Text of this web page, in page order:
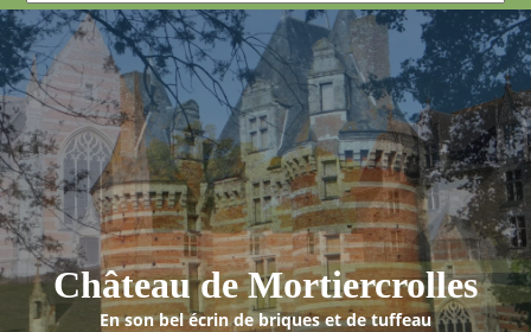
Château de Mortiercrolles
En son bel écrin de briques et de tuffeau